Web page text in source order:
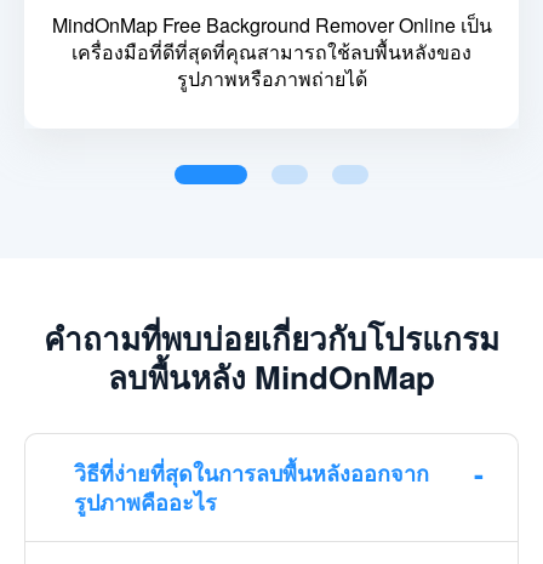
MindOnMap Free Background Remover Online เป็น
เครื่องมือที่ดีที่สุดที่คุณสามารถใช้ลบพื้นหลังของ
รูปภาพหรือภาพถ่ายได้
คำถามที่พบบ่อยเกี่ยวกับโปรแกรม
ลบพื้นหลัง MindOnMap
วิธีที่ง่ายที่สุดในการลบพื้นหลังออกจาก
รูปภาพคืออะไร